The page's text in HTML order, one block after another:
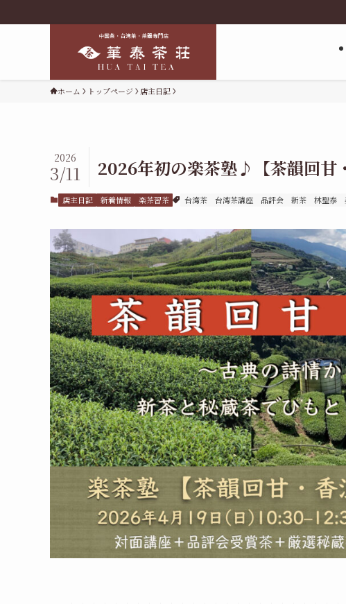
ホーム トップページ 店主日記
2026年初の楽茶塾♪【茶韻回甘
2026
3/11
店主日記 新着情報 楽茶習茶 台湾茶 台湾茶講座 品評会 新茶 林聖泰